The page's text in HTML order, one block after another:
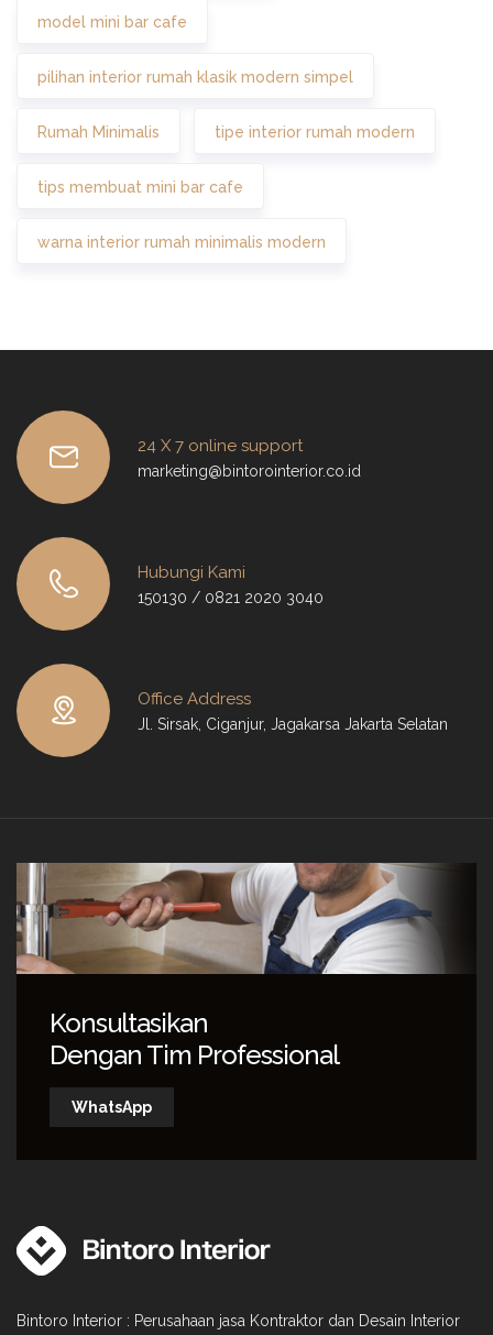
model mini bar cafe
pilihan interior rumah klasik modern simpel
Rumah Minimalis tipe interior rumah modern
tips membuat mini bar cafe
warna interior rumah minimalis modern
24 X 7 online support
marketing@bintorointerior.co.id
Hubungi Kami
150130 / 0821 2020 3040
Office Address
Jl. Sirsak, Ciganjur, Jagakarsa Jakarta Selatan
Konsultasikan
Dengan Tim Professional
WhatsApp
Bintoro Interior : Perusahaan jasa Kontraktor dan Desain Interior